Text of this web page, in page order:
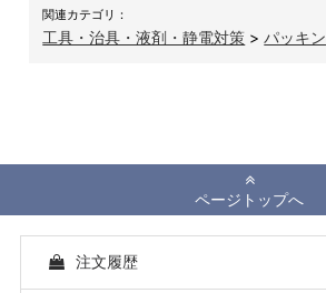
関連カテゴリ：
工具・治具・液剤・静電対策 >パッキン
ページトップへ
注文履歴